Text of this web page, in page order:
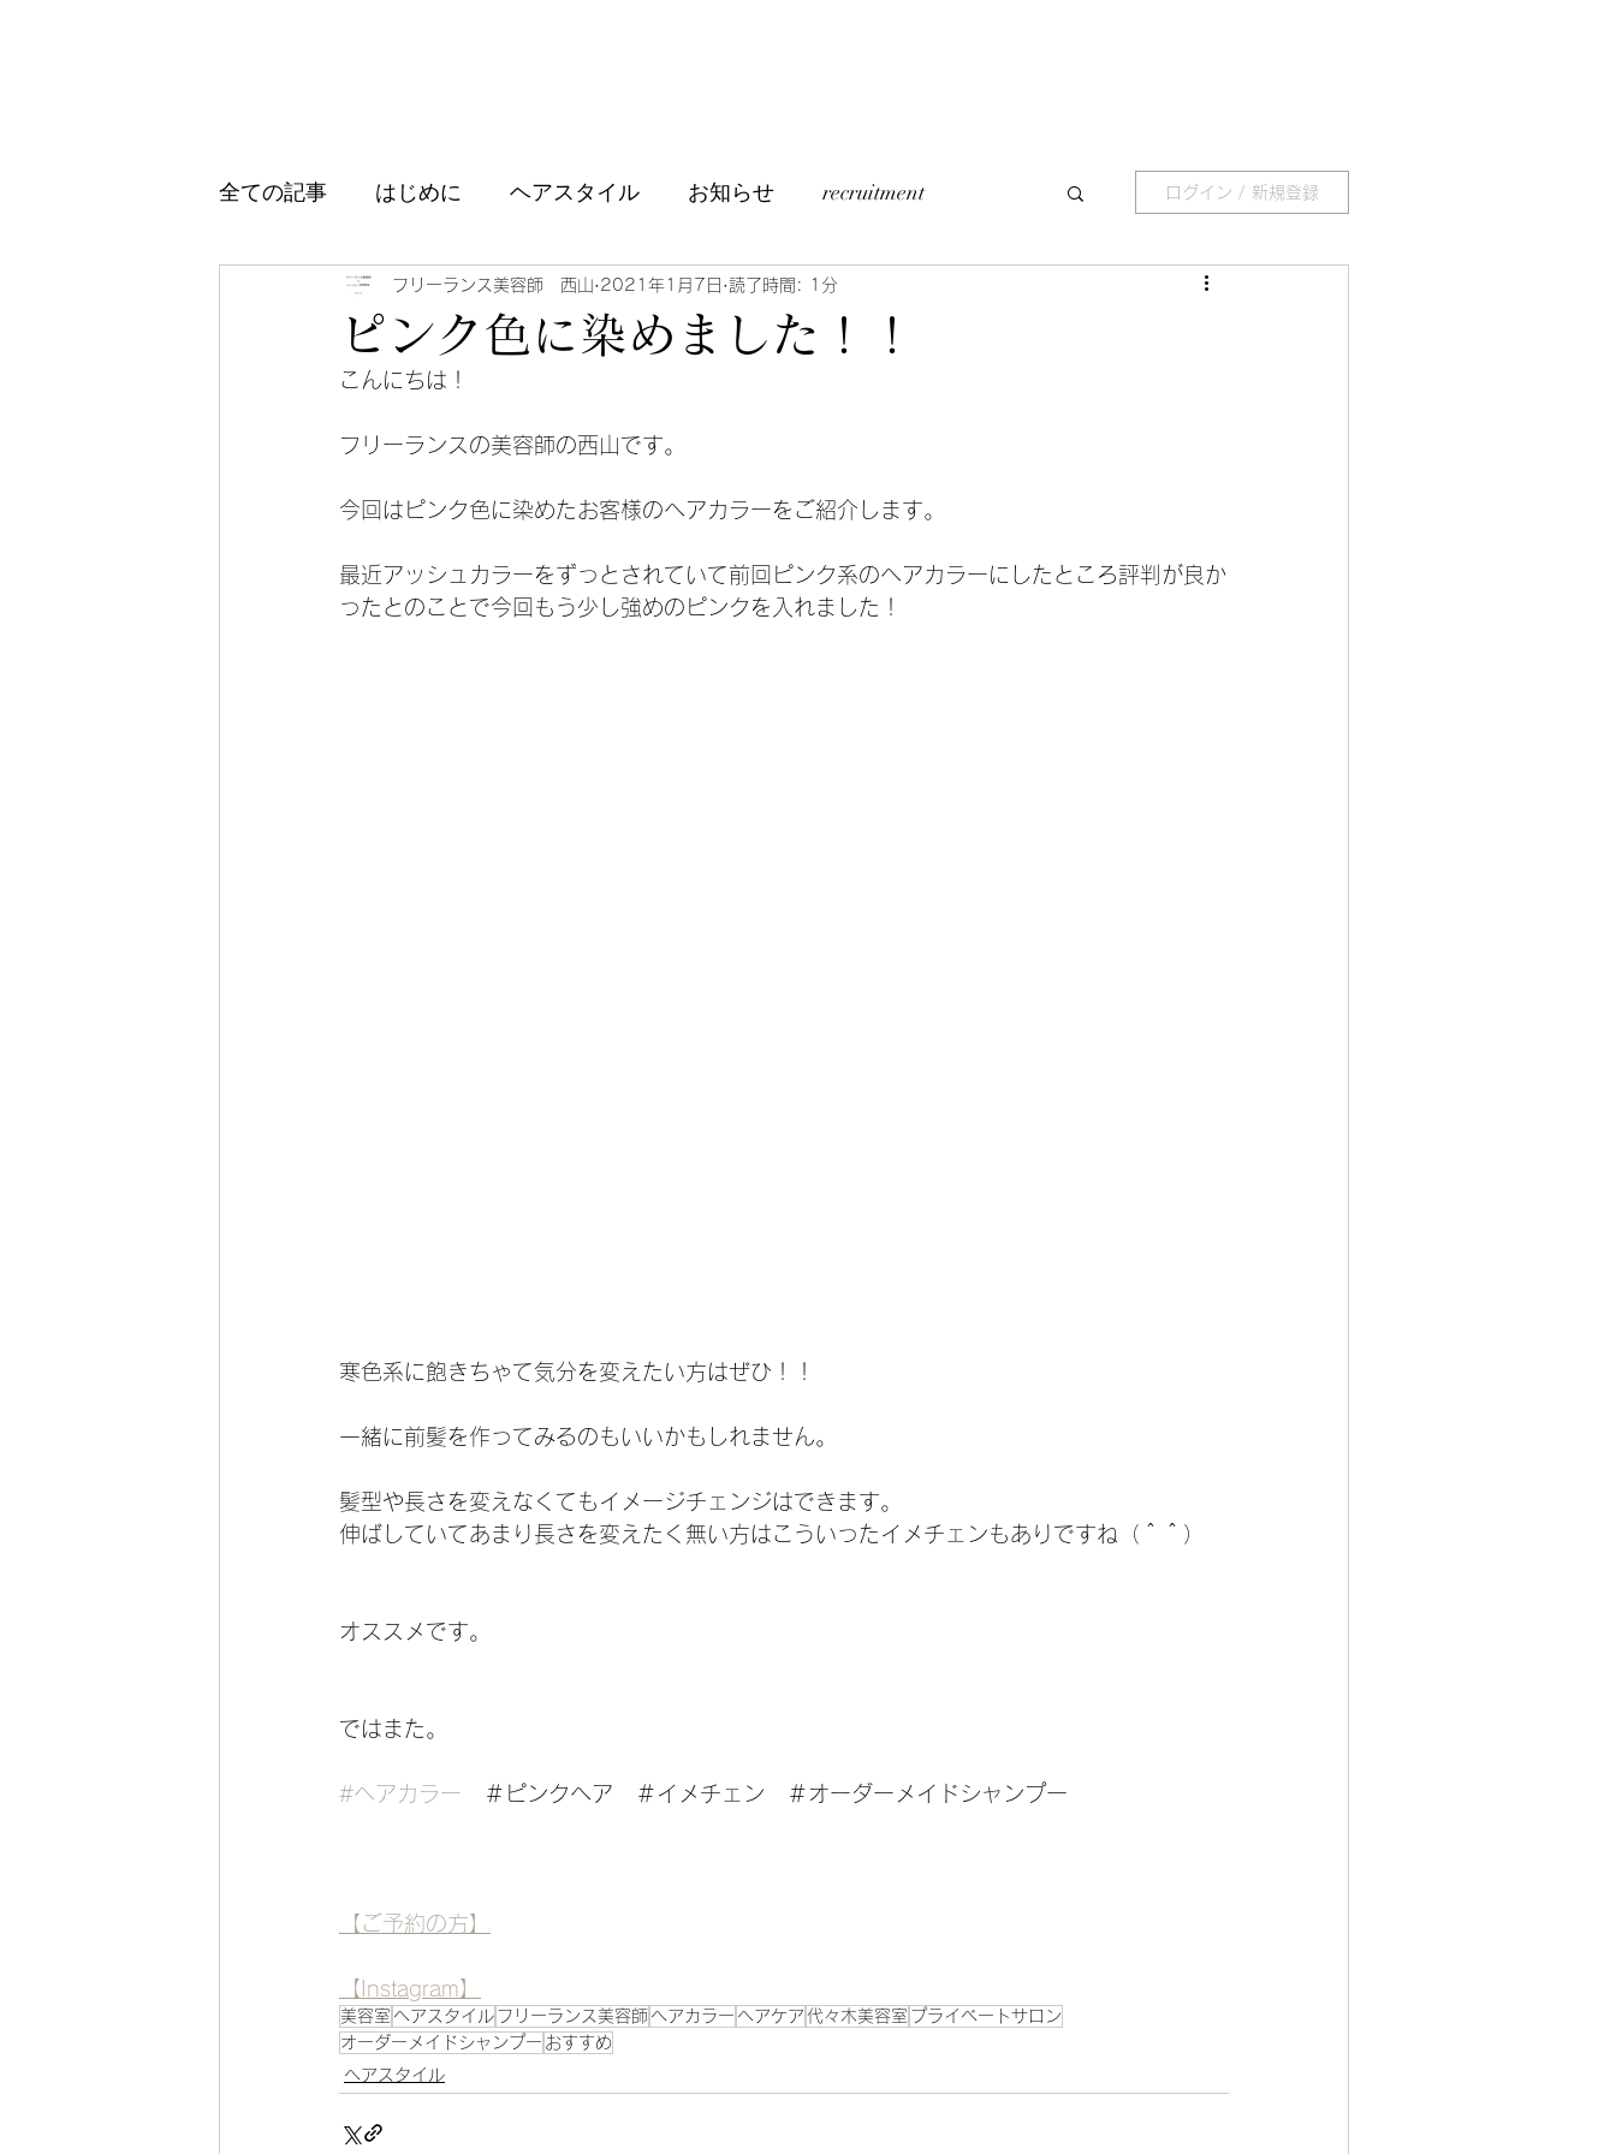
全ての記事 はじめに ヘアスタイル お知らせ recruitment
アイテム紹介 ブログ、つぶやき 訪問美容について
ログイン / 新規登録
ピンク色に染めました！！
フリーランス美容師 西山 2021年1月7日 読了時間: 1分
こんにちは！
フリーランスの美容師の西山です。
今回はピンク色に染めたお客様のヘアカラーをご紹介します。
最近アッシュカラーをずっとされていて前回ピンク系のヘアカラーにしたところ評判が良か
ったとのことで今回もう少し強めのピンクを入れました！
寒色系に飽きちゃて気分を変えたい方はぜひ！！
一緒に前髪を作ってみるのもいいかもしれません。
髪型や長さを変えなくてもイメージチェンジはできます。
伸ばしていてあまり長さを変えたく無い方はこういったイメチェンもありですね（＾＾）
オススメです。
ではまた。
#ヘアカラー ＃ピンクヘア　＃イメチェン　＃オーダーメイドシャンプー
【ご予約の方】
【Instagram】
美容室 ヘアスタイル フリーランス美容師 ヘアカラー ヘアケア 代々木美容室 プライベートサロン
オーダーメイドシャンプー おすすめ
ヘアスタイル